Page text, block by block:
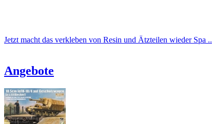
Jetzt macht das verkleben von Resin und Ätzteilen wieder Spa ..
Angebote